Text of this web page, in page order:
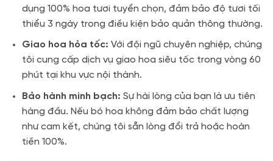
dụng 100% hoa tươi tuyển chọn, đảm bảo độ tươi tối
thiểu 3 ngày trong điều kiện bảo quản thông thường.
Giao hoa hỏa tốc: Với đội ngũ chuyên nghiệp, chúng
tôi cung cấp dịch vụ giao hoa siêu tốc trong vòng 60
phút tại khu vực nội thành.
Bảo hành minh bạch: Sự hài lòng của bạn là ưu tiên
hàng đầu. Nếu bó hoa không đảm bảo chất lượng
như cam kết, chúng tôi sẵn lòng đổi trả hoặc hoàn
tiền 100%.